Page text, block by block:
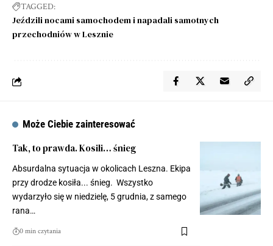
TAGGED:
Jeździli nocami samochodem i napadali samotnych
przechodniów w Lesznie
Może Ciebie zainteresować
Tak, to prawda. Kosili… śnieg
Absurdalna sytuacja w okolicach Leszna. Ekipa
przy drodze kosiła... śnieg. Wszystko
wydarzyło się w niedzielę, 5 grudnia, z samego
rana…
0 min czytania